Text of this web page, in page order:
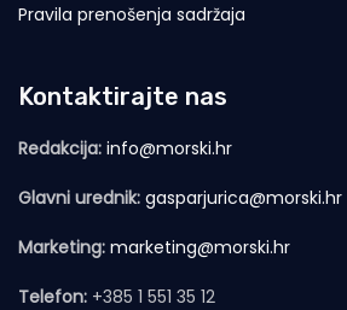
Pravila prenošenja sadržaja
Kontaktirajte nas
Redakcija: info@morski.hr
Glavni urednik: gasparjurica@morski.hr
Marketing: marketing@morski.hr
Telefon: +385 1 551 35 12